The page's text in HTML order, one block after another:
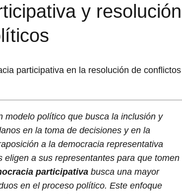
y resolución
participativa en la resolución de conflictos
modelo político que busca la inclusión y
en la toma de decisiones y en la
a la democracia representativa
eligen a sus representantes para que tomen
participativa busca una mayor
en el proceso político. Este enfoque